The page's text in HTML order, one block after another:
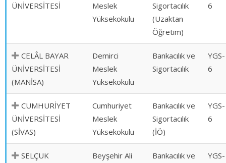
ÜNİVERSİTESİ
Meslek
Yüksekokulu
Sigortacılık
(Uzaktan
Öğretim)
6
CELÂL BAYAR
ÜNİVERSİTESİ
(MANİSA)
Demirci
Meslek
Yüksekokulu
Bankacılık ve
Sigortacılık
YGS-
6
CUMHURİYET
ÜNİVERSİTESİ
(SİVAS)
Cumhuriyet
Meslek
Yüksekokulu
Bankacılık ve
Sigortacılık
(İÖ)
YGS-
6
SELÇUK
Beyşehir Ali
Bankacılık ve
YGS-